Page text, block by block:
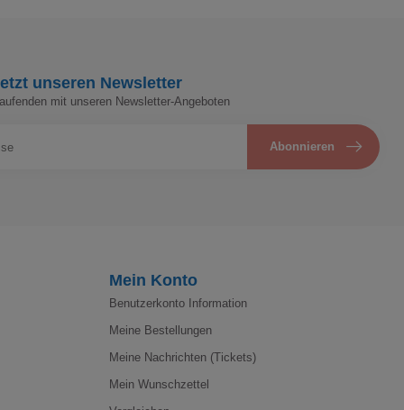
unseren Newsletter
mit unseren Newsletter-Angeboten
Abonnieren
Mein Konto
Benutzerkonto Information
Meine Bestellungen
Meine Nachrichten (Tickets)
Mein Wunschzettel